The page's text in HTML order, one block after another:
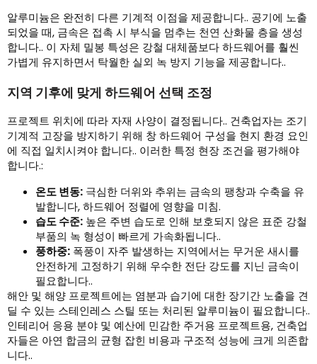
알루미늄은 완전히 다른 기계적 이점을 제공합니다.. 공기에 노출
되었을 때, 금속은 접촉 시 부식을 멈추는 천연 산화물 층을 생성
합니다.. 이 자체 밀봉 특성은 강철 대체품보다 하드웨어를 훨씬
가볍게 유지하면서 탁월한 실외 녹 방지 기능을 제공합니다..
지역 기후에 맞게 하드웨어 선택 조정
프로젝트 위치에 따라 자재 사양이 결정됩니다.. 건축업자는 조기
기계적 고장을 방지하기 위해 창 하드웨어 구성을 현지 환경 요인
에 직접 일치시켜야 합니다.. 이러한 특정 현장 조건을 평가해야
합니다.:
온도 변동: 극심한 더위와 추위는 금속의 팽창과 수축을 유
발합니다, 하드웨어 정렬에 영향을 미침.
습도 수준: 높은 주변 습도로 인해 보호되지 않은 표준 강철
부품의 녹 형성이 빠르게 가속화됩니다..
풍하중: 폭풍이 자주 발생하는 지역에서는 무거운 새시를
안전하게 고정하기 위해 우수한 전단 강도를 지닌 금속이
필요합니다..
해안 및 해양 프로젝트에는 염분과 습기에 대한 장기간 노출을 견
딜 수 있는 스테인레스 스틸 또는 처리된 알루미늄이 필요합니다..
인테리어 응용 분야 및 예산에 민감한 주거용 프로젝트용, 건축업
자들은 아연 합금의 균형 잡힌 비용과 구조적 성능에 크게 의존합
니다..